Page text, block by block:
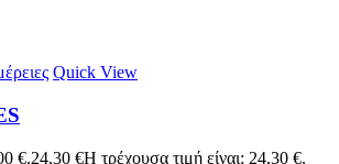
Quick View
€.24,30 €Η τρέχουσα τιμή είναι: 24,30 €.